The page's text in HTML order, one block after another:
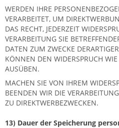
WERDEN IHRE
VERARBEITET, UM
DAS RECHT, JEDERZEIT
VERARBEITUNG SIE
DATEN ZUM ZWECKE
KÖNNEN DEN WIDERSPRUCH
AUSÜBEN.
MACHEN SIE VON IHREM
BEENDEN WIR DIE
ZU DIREKTWERBEZWECKEN.
13) Dauer der Speicherung